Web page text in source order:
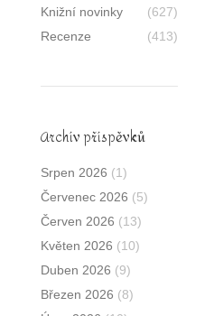
Knižní novinky
(627)
Recenze
(413)
Archív příspěvků
Srpen 2026 (1)
Červenec 2026 (5)
Červen 2026 (13)
Květen 2026 (10)
Duben 2026 (9)
Březen 2026 (8)